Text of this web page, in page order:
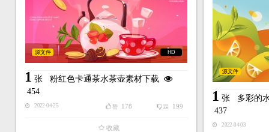
HD
源文件
1 张 粉红色卡通茶水茶壶素材下载
454
2022-04-25 踩 199
赞 178
收藏
源文件
1 张 多彩的
437
2022-04-03